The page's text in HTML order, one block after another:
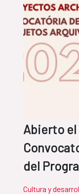
Abierto el
del
Cultura y